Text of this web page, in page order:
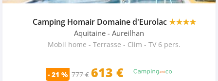
Camping Homair Domaine d'Eurolac★★★★
Aquitaine - Aureilhan
Mobil home - Terrasse - Clim - TV 6 pers.
- 21 % 777 € 613 €